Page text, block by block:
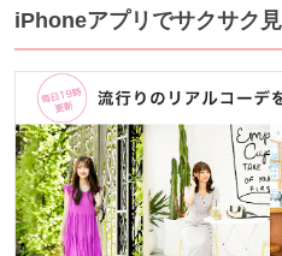
iPhoneアプリでサクサク